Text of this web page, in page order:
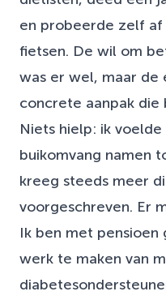
en probeerde zelf
fietsen. De wil om
was er wel, maar de
concrete aanpak die
Niets hielp: ik
buikomvang namen
kreeg steeds meer
voorgeschreven. Er
Ik ben met pensioen
werk te maken van